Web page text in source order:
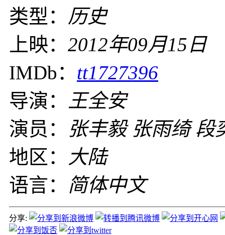
类型： 历史
上映： 2012年09月15日
IMDb： tt1727396
导演： 王全安
演员：
张丰毅 张雨绮 段
地区：
大陆
语言： 简体中文
分享: